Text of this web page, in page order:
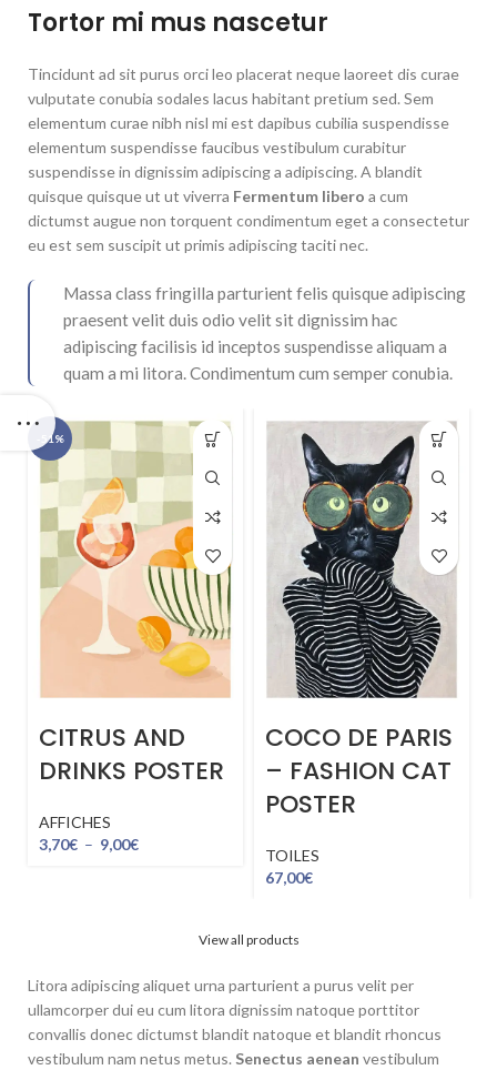
Tortor mi mus nascetur
Tincidunt ad sit purus orci leo placerat neque laoreet dis curae
vulputate conubia sodales lacus habitant pretium sed. Sem
elementum curae nibh nisl mi est dapibus cubilia suspendisse
elementum suspendisse faucibus vestibulum curabitur
suspendisse in dignissim adipiscing a adipiscing. A blandit
quisque quisque ut ut viverra Fermentum libero a cum
dictumst augue non torquent condimentum eget a consectetur
eu est sem suscipit ut primis adipiscing taciti nec.
Massa class fringilla parturient felis quisque adipiscing
praesent velit duis odio velit sit dignissim hac
adipiscing facilisis id inceptos suspendisse aliquam a
quam a mi litora. Condimentum cum semper conubia.
-51%
CITRUS AND
DRINKS POSTER
AFFICHES
3,70€ – 9,00€
COCO DE PARIS
– FASHION CAT
POSTER
TOILES
67,00€
View all products
Litora adipiscing aliquet urna parturient a purus velit per
ullamcorper dui eu cum litora dignissim natoque porttitor
convallis donec dictumst blandit natoque et blandit rhoncus
vestibulum nam netus metus. Senectus aenean vestibulum